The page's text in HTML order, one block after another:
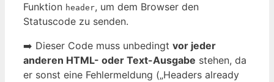
Funktion header, um dem Browser den
Statuscode zu senden.
➡️ Dieser Code muss unbedingt vor jeder
anderen HTML- oder Text-Ausgabe stehen, da
er sonst eine Fehlermeldung („Headers already